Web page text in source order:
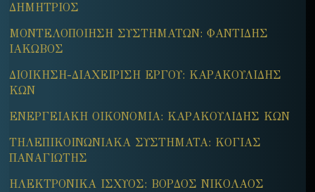
ΔΗΜΗΤΡΙΟΣ
ΜΟΝΤΕΛΟΠΟΙΗΣΗ ΣΥΣΤΗΜΑΤΩΝ: ΦΑΝΤΙΔΗΣ
ΙΑΚΩΒΟΣ
ΔΙΟΙΚΗΣΗ-ΔΙΑΧΕΙΡΙΣΗ ΕΡΓΟΥ: ΚΑΡΑΚΟΥΛΙΔΗΣ
ΚΩΝ
ΕΝΕΡΓΕΙΑΚΗ ΟΙΚΟΝΟΜΙΑ: ΚΑΡΑΚΟΥΛΙΔΗΣ ΚΩΝ
ΤΗΛΕΠΙΚΟΙΝΩΝΙΑΚΑ ΣΥΣΤΗΜΑΤΑ: ΚΟΓΙΑΣ
ΠΑΝΑΓΙΩΤΗΣ
ΗΛΕΚΤΡΟΝΙΚΑ ΙΣΧΥΟΣ: ΒΟΡΔΟΣ ΝΙΚΟΛΑΟΣ